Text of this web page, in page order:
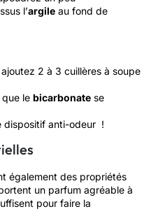
l’argile au fond de
ajoutez 2 à 3 cuillères à soupe
le bicarbonate se
dispositif anti-odeur !
également des propriétés
un parfum agréable à
pour faire la